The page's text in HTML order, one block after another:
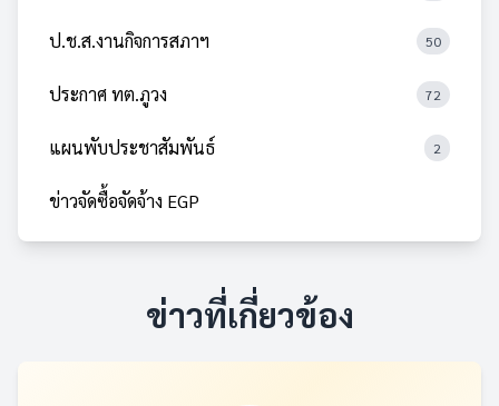
ป.ช.ส.งานกิจการสภาฯ 50
ประกาศ ทต.ภูวง 72
แผนพับประชาสัมพันธ์ 2
ข่าวจัดซื้อจัดจ้าง EGP
ข่าวที่เกี่ยวข้อง